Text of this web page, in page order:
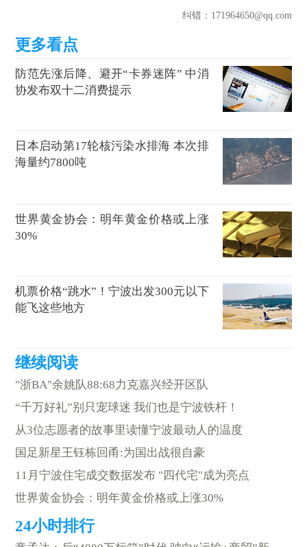
纠错：171964650@qq.com
防范先涨后降、避开“卡券迷阵” 中消
协发布双十二消费提示
日本启动第17轮核污染水排海 本次排
海量约7800吨
世界黄金协会：明年黄金价格或上涨
30%
机票价格“跳水”！宁波出发300元以下
能飞这些地方
"浙BA"余姚队88:68力克嘉兴经开区队
“千万好礼”别只宠球迷 我们也是宁波铁杆！
从3位志愿者的故事里读懂宁波最动人的温度
国足新星王钰栋回甬:为国出战很自豪
11月宁波住宅成交数据发布 "四代宅"成为亮点
世界黄金协会：明年黄金价格或上涨30%